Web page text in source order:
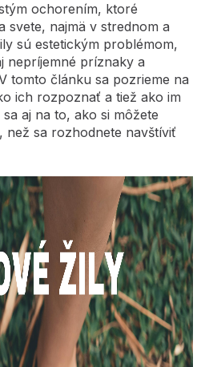
ochorením, ktoré
svete, najmä v strednom a
sú estetickým problémom,
nepríjemné príznaky a
tomto článku sa pozrieme na
ich rozpoznať a tiež ako im
aj na to, ako si môžete
než sa rozhodnete navštíviť